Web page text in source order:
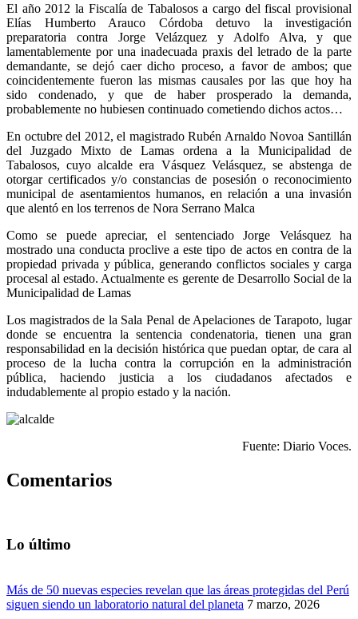
El año 2012 la Fiscalía de Tabalosos a cargo del fiscal provisional
Elías Humberto Arauco Córdoba detuvo la investigación
preparatoria contra Jorge Velázquez y Adolfo Alva, y que
lamentablemente por una inadecuada praxis del letrado de la parte
demandante, se dejó caer dicho proceso, a favor de ambos; que
coincidentemente fueron las mismas causales por las que hoy ha
sido condenado, y que de haber prosperado la demanda,
probablemente no hubiesen continuado cometiendo dichos actos…
En octubre del 2012, el magistrado Rubén Arnaldo Novoa Santillán
del Juzgado Mixto de Lamas ordena a la Municipalidad de
Tabalosos, cuyo alcalde era Vásquez Velásquez, se abstenga de
otorgar certificados y/o constancias de posesión o reconocimiento
municipal de asentamientos humanos, en relación a una invasión
que alentó en los terrenos de Nora Serrano Malca
Como se puede apreciar, el sentenciado Jorge Velásquez ha
mostrado una conducta proclive a este tipo de actos en contra de la
propiedad privada y pública, generando conflictos sociales y carga
procesal al estado. Actualmente es gerente de Desarrollo Social de la
Municipalidad de Lamas
Los magistrados de la Sala Penal de Apelaciones de Tarapoto, lugar
donde se encuentra la sentencia condenatoria, tienen una gran
responsabilidad en la decisión histórica que puedan optar, de cara al
proceso de la lucha contra la corrupción en la administración
pública, haciendo justicia a los ciudadanos afectados e
indudablemente al propio estado y la nación.
Fuente: Diario Voces.
Comentarios
Lo último
Más de 50 nuevas especies revelan que las áreas protegidas del Perú
siguen siendo un laboratorio natural del planeta 7 marzo, 2026